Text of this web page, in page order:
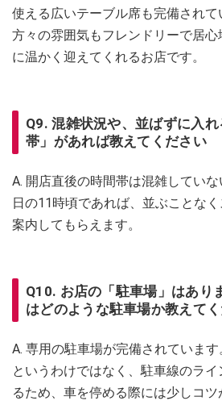
使える広いテーブル席も完備され
方々の雰囲気もフレンドリーで居
に温かく迎えてくれるお店です。
Q9. 混雑状況や、並ばずに入
帯」があれば教えてください
A. 開店直後の時間帯は混雑してい
日の11時頃であれば、並ぶことな
案内してもらえます。
Q10. お店の「駐車場」はあり
はどのような駐車場か教えて
A. 専用の駐車場が完備されていま
というわけではなく、駐車線のラ
るため、車を停める際には少しコ